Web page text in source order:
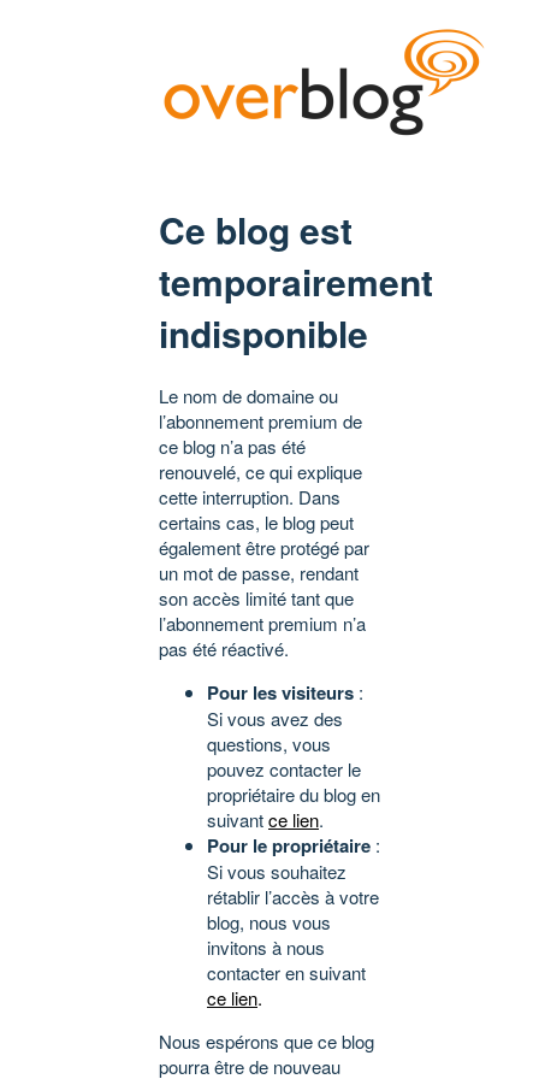
Ce blog est
temporairement
indisponible
Le nom de domaine ou
l’abonnement premium de
ce blog n’a pas été
renouvelé, ce qui explique
cette interruption. Dans
certains cas, le blog peut
également être protégé par
un mot de passe, rendant
son accès limité tant que
l’abonnement premium n’a
pas été réactivé.
Pour les visiteurs :
Si vous avez des
questions, vous
pouvez contacter le
propriétaire du blog en
suivantce lien.
Pour le propriétaire :
Si vous souhaitez
rétablir l’accès à votre
blog, nous vous
invitons à nous
contacter en suivant
ce lien.
Nous espérons que ce blog
pourra être de nouveau